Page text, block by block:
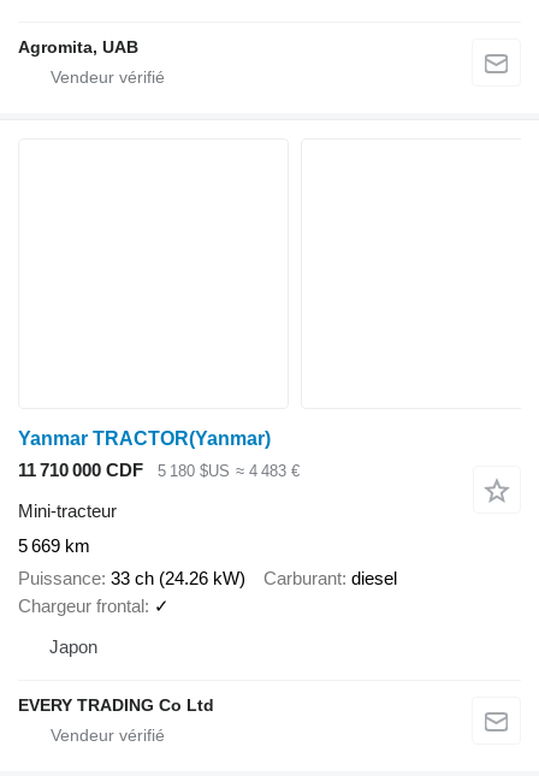
Agromita, UAB
Yanmar TRACTOR(Yanmar)
11 710 000 CDF
5 180 $US ≈ 4 483 €
Mini-tracteur
5 669 km
Puissance 33 ch (24.26 kW) Carburant diesel
Chargeur frontal ✓
Japon
EVERY TRADING Co Ltd